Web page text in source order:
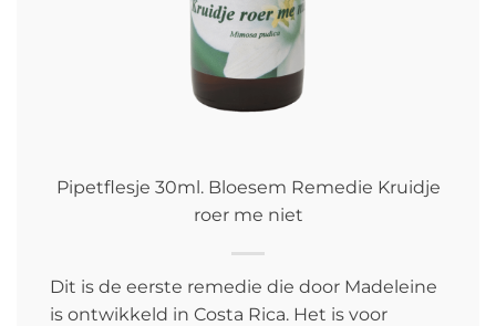
Pipetflesje 30ml. Bloesem Remedie Kruidje
roer me niet
Dit is de eerste remedie die door Madeleine
is ontwikkeld in Costa Rica. Het is voor